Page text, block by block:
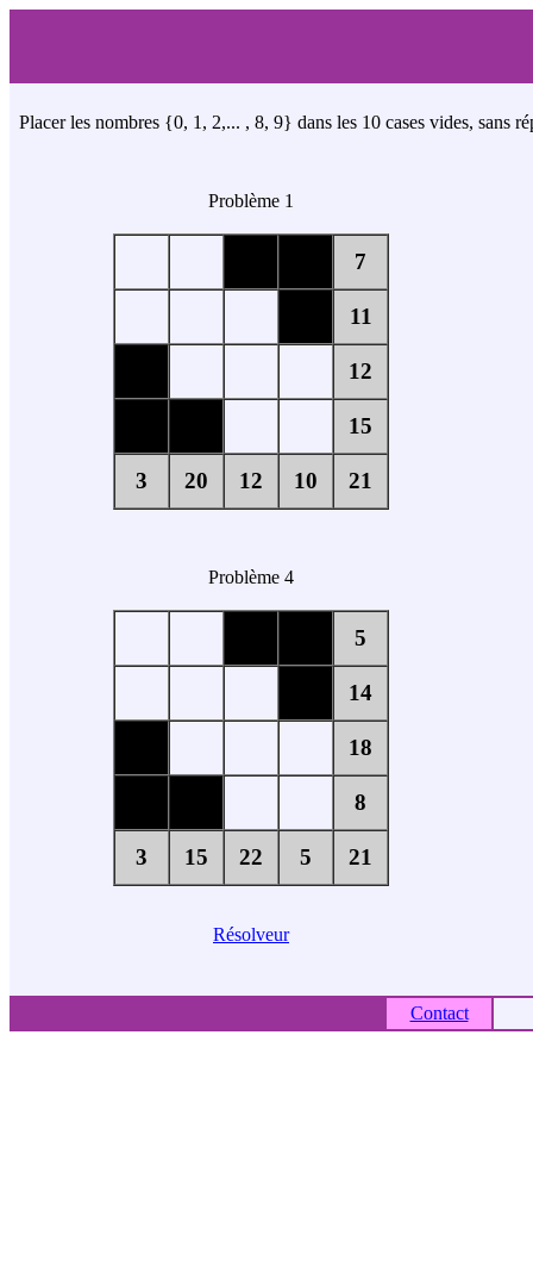
Placer les nombres {0, 1, 2,... , 8, 9} dans les 10 cases vides, sans
Problème 1
7
11
12
15
3 20 12 10 21
Problème 4
5
14
18
8
3 15 22 5 21
Résolveur
Contact